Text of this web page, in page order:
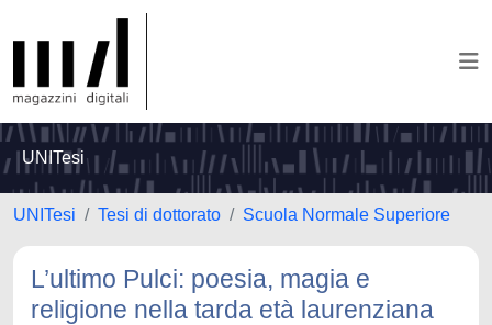
UNITesi
UNITesi Tesi di dottorato Scuola Normale Superiore
L’ultimo Pulci: poesia, magia e
religione nella tarda età laurenziana